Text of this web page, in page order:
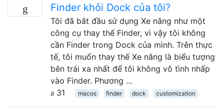
Finder khỏi Dock của tôi?
Tôi đã bắt đầu sử dụng Xe nâng như một
công cụ thay thế Finder, vì vậy tôi không
cần Finder trong Dock của mình. Trên thực
tế, tôi muốn thay thế Xe nâng là biểu tượng
bên trái xa nhất để tôi không vô tình nhấp
vào Finder. Phương …
31
macos finder dock customization